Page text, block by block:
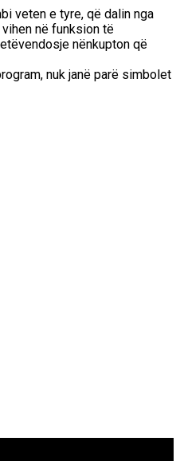
veten e tyre, që dalin nga
në funksion të
nënkupton që
nuk janë parë simbolet